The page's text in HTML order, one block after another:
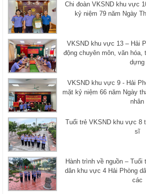
Chi đoàn VKSND khu vực
kỷ niệm 79 năm Ngày
VKSND khu vực 13 – Hải
động chuyên môn, văn
dựng
VKSND khu vực 9 - Hải
mặt kỷ niệm 66 năm Ngày
nhân
Tuổi trẻ VKSND khu vực 8
sĩ
Hành trình về nguồn –
dân khu vực 4 Hải Phòng
các